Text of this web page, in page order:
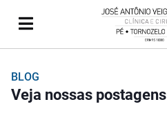
BLOG
Veja nossas postagens